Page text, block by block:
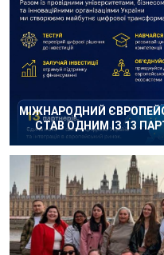
МІЖНАРОДНИЙ
СТАВ ОДНИМ ІЗ 13